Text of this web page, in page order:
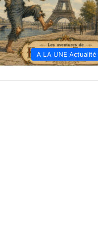
A LA UNE Actualité